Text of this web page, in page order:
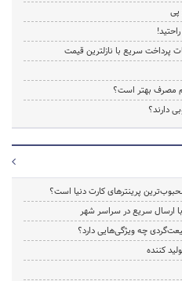
پرداخت سریع با نازلترین قیمت
مصرف بهتر است؟
دارند؟
ارسال سریع در سراسر شهر
چه ویژگی‌هایی دارد؟
کننده